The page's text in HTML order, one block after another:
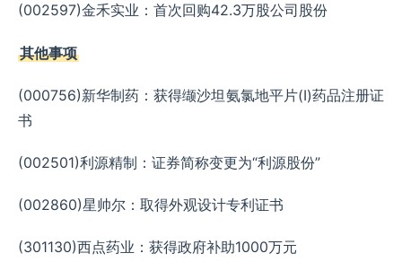
(002597)金禾实业：首次回购42.3万股公司股份
其他事项
(000756)新华制药：获得缬沙坦氨氯地平片(I)药品注册证
书
(002501)利源精制：证券简称变更为“利源股份”
(002860)星帅尔：取得外观设计专利证书
(301130)西点药业：获得政府补助1000万元